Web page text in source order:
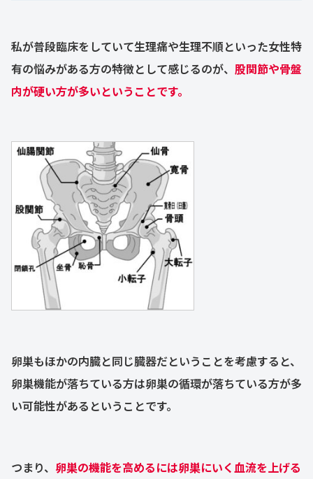
私が普段臨床をしていて生理痛や生理不順といった女性特
有の悩みがある方の特徴として感じるのが、 股関節や骨盤
内が硬い方が多いということです。
卵巣もほかの内臓と同じ臓器だということを考慮すると、
卵巣機能が落ちている方は卵巣の循環が落ちている方が多
い可能性があるということです。
つまり、 卵巣の機能を高めるには卵巣にいく血流を上げる